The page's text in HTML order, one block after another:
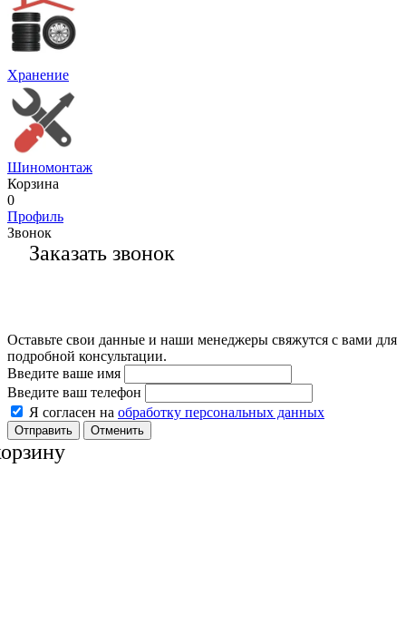
Хранение
Шиномонтаж
Корзина
0
Профиль
Звонок
Заказать звонок
Оставьте свои данные и наши менеджеры свяжутся с вами для
подробной консультации.
Введите ваше имя
Введите ваш телефон
Я согласен на обработку персональных данных
Отменить